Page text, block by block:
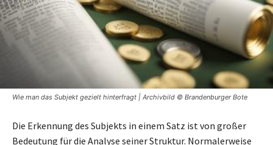
Wie man das Subjekt gezielt hinterfragt | Archivbild © Brandenburger Bote
Die Erkennung des Subjekts in einem Satz ist von großer
Bedeutung für die Analyse seiner Struktur. Normalerweise